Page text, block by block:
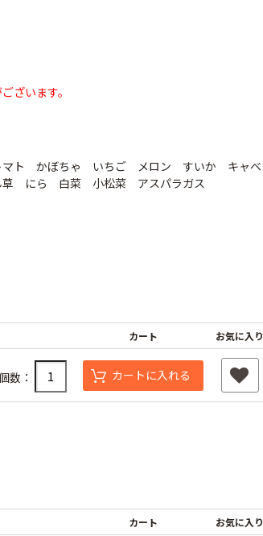
べたがけ一発 200m
遮光ネットチタンホ
ワイト 幅6m
ざいます。
ト かぼちゃ いちご メロン すいか キャベ
にら 白菜 小松菜 アスパラガス
カート お気に入り
数： カートに入れる
カート お気に入り